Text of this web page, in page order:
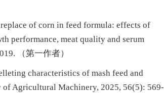
of corn in feed formula: effects of
performance, meat quality and serum
（第一作者）
characteristics of mash feed and
of Agricultural Machinery, 2025, 56(5): 569-